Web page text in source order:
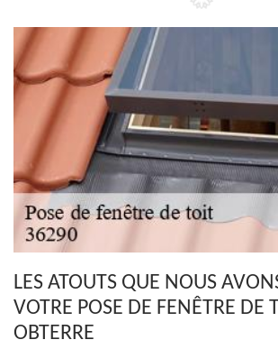
LES ATOUTS QUE NOUS
VOTRE POSE DE FENÊTRE DE
OBTERRE